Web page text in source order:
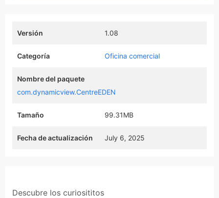
Versión 1.08
Categoría Oficina comercial
Nombre del paquete
com.dynamicview.CentreEDEN
Tamaño 99.31MB
Fecha de actualización July 6, 2025
Descubre los curiosititos